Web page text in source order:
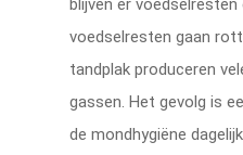
blijven er voedselresten
voedselresten gaan
tandplak produceren
gassen. Het gevolg is
de mondhygiëne